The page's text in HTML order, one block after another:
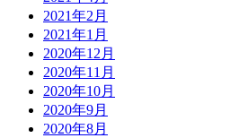
2021年2月
2021年1月
2020年12月
2020年11月
2020年10月
2020年9月
2020年8月